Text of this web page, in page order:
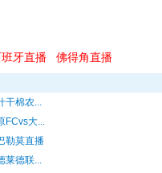
牙直播 佛得角直播
干棉农...
FCvs大...
勒莫直播
莱德联...